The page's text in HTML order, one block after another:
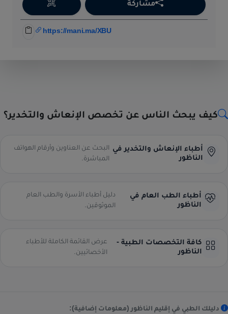
مشاركة
https://mani.ma/XBU
كيف يبحث الناس عن تخصص الإنعاش والتخدير؟
أطباء الإنعاش والتخدير في
الناظور
البحث عن العناوين وأرقام الهواتف
المباشرة.
أطباء الطب العام في
الناظور
دليل أطباء الأسرة والطب العام
الموثوقين.
كافة التخصصات الطبية -
الناظور
عرض القائمة الكاملة للأطباء
الأخصائيين.
دليلك الطبي في إقليم الناظور (معلومات إضافية):